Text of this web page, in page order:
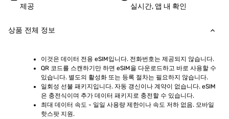
제공 실시간, 앱 내 확인
상품 전체 정보
이것은 데이터 전용 eSIM입니다. 전화번호는 제공되지 않습니다.
QR 코드를 스캔하기만 하면 eSIM을 다운로드하고 바로 사용할 수
있습니다. 별도의 활성화 또는 등록 절차는 필요하지 않습니다.
일회성 선불 패키지입니다. 자동 갱신이나 계약이 없습니다. eSIM
은 충전식이며 추가 데이터 패키지로 충전할 수 있습니다.
최대 데이터 속도 - 일일 사용량 제한이나 속도 저하 없음. 모바일
핫스팟 지원.